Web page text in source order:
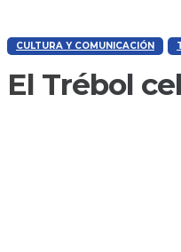
CULTURA Y COMUNICACIÓN
El Trébol